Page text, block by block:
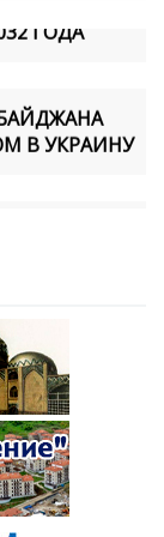
В УКРАИНУ
ОСТАЕТСЯ
АЛИЕВА В